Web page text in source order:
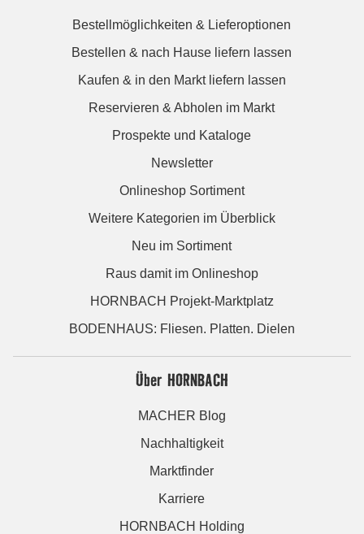
Bestellmöglichkeiten & Lieferoptionen
Bestellen & nach Hause liefern lassen
Kaufen & in den Markt liefern lassen
Reservieren & Abholen im Markt
Prospekte und Kataloge
Newsletter
Onlineshop Sortiment
Weitere Kategorien im Überblick
Neu im Sortiment
Raus damit im Onlineshop
HORNBACH Projekt-Marktplatz
BODENHAUS: Fliesen. Platten. Dielen
Über HORNBACH
MACHER Blog
Nachhaltigkeit
Marktfinder
Karriere
HORNBACH Holding